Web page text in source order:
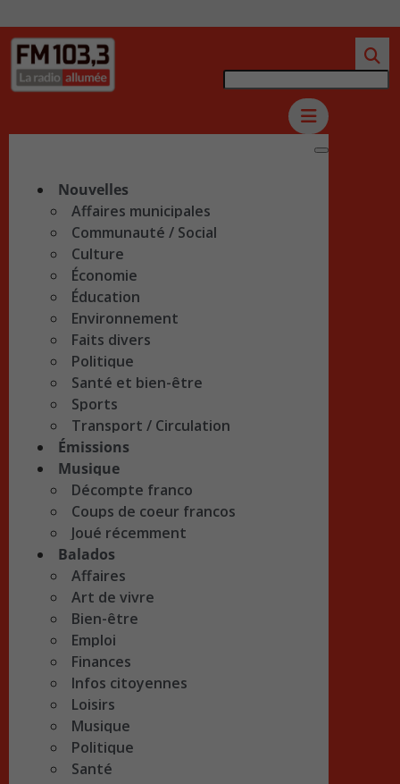
Nouvelles
Affaires municipales
Communauté / Social
Culture
Économie
Éducation
Environnement
Faits divers
Politique
Santé et bien-être
Sports
Transport / Circulation
Émissions
Musique
Décompte franco
Coups de coeur francos
Joué récemment
Balados
Affaires
Art de vivre
Bien-être
Emploi
Finances
Infos citoyennes
Loisirs
Musique
Politique
Santé